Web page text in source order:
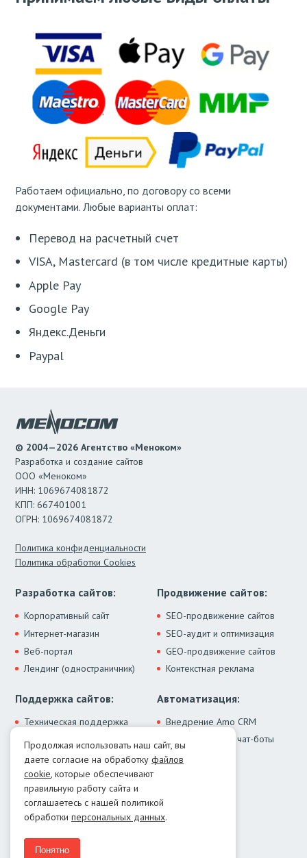
Работаем официально, по договору со всеми
документами. Любые варианты оплат:
Перевод на расчетный счет
VISA, Mastercard (в том числе кредитные карты)
Apple Pay
Google Pay
Яндекс.Деньги
Paypal
© 2004—2026 Агентство «Меноком»
Разработка и создание сайтов
ООО «Меноком»
ИНН: 1069674081872
КПП: 667401001
ОГРН: 1069674081872
Политика конфиденциальности
Политика обработки Cookies
Разработка сайтов:
Корпоративный сайт
Интернет-магазин
Веб-портал
Лендинг (одностраничник)
Продвижение сайтов:
SEO-продвижение сайтов
SEO-аудит и оптимизация
GEO-продвижение сайтов
Контекстная реклама
Поддержка сайтов:
Техническая поддержка
Модернизация сайта
Лечение от вирусов
Автоматизация:
Внедрение Amo CRM
ИИ-ассистенты и чат-боты
Интеграции
Контакты:
Москва:+7 (499) 322-77-02
Екатеринбург:+7 (343) 351-74-32
E-mail:info@menocom.ru
Время работы:
Продолжая использовать наш сайт, вы
даете согласие на обработку файлов
cookie, которые обеспечивают
правильную работу сайта и
соглашаетесь с нашей политикой
обработки персональных данных.
Понятно